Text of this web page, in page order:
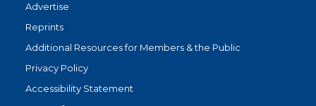
Advertise
Reprints
Additional Resources for Members & the Public
Privacy Policy
Accessibility Statement